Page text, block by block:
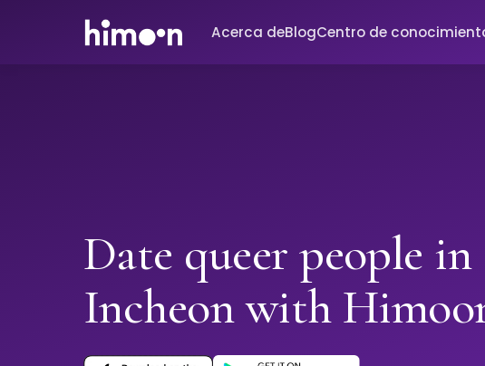
Acerca deBlogCentro de
Date queer people in
Incheon with